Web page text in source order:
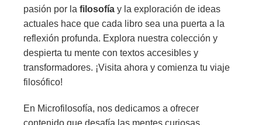
pasión por la filosofía y la exploración de ideas
actuales hace que cada libro sea una puerta a la
reflexión profunda. Explora nuestra colección y
despierta tu mente con textos accesibles y
transformadores. ¡Visita ahora y comienza tu viaje
filosófico!
En Microfilosofía, nos dedicamos a ofrecer
contenido que desafía las mentes curiosas,